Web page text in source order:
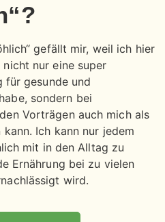
gefällt mir, weil ich hier
nur eine super
für gesunde und
sondern bei
Vorträgen auch mich als
Ich kann nur jedem
mit in den Alltag zu
Ernährung bei zu vielen
wird.